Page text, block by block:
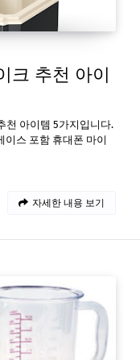
크 추천 아이
천 아이템 5가지입니다.
이스 포함 휴대폰 마이
자세한 내용 보기